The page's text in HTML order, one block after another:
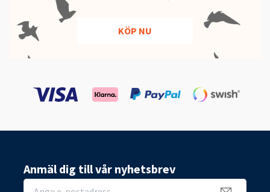
KÖP NU
Anmäl dig till vår nyhetsbrev